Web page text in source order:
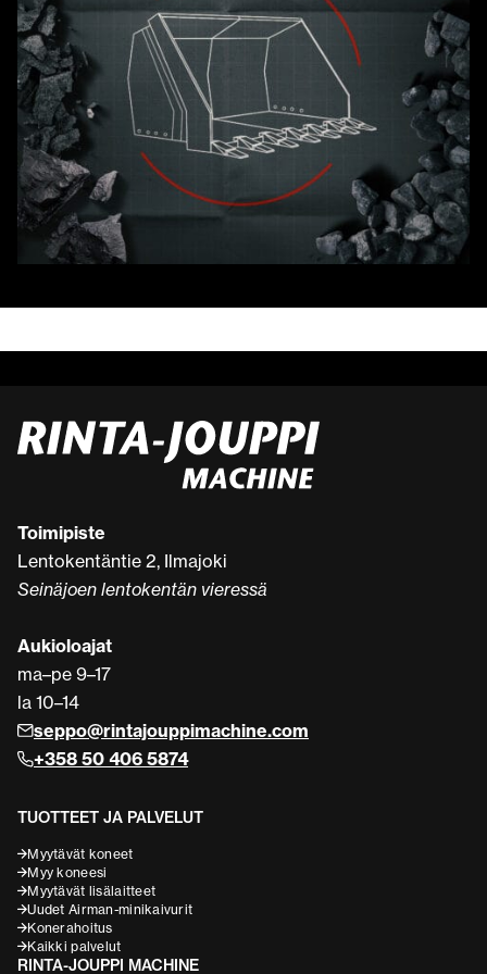
Toimipiste
Lentokentäntie 2, Ilmajoki
Seinäjoen lentokentän vieressä
Aukioloajat
ma–pe 9–17
la 10–14
seppo@rintajouppimachine.com
+358 50 406 5874
TUOTTEET JA PALVELUT
Myytävät koneet
Myy koneesi
Myytävät lisälaitteet
Uudet Airman-minikaivurit
Konerahoitus
Kaikki palvelut
RINTA-JOUPPI MACHINE